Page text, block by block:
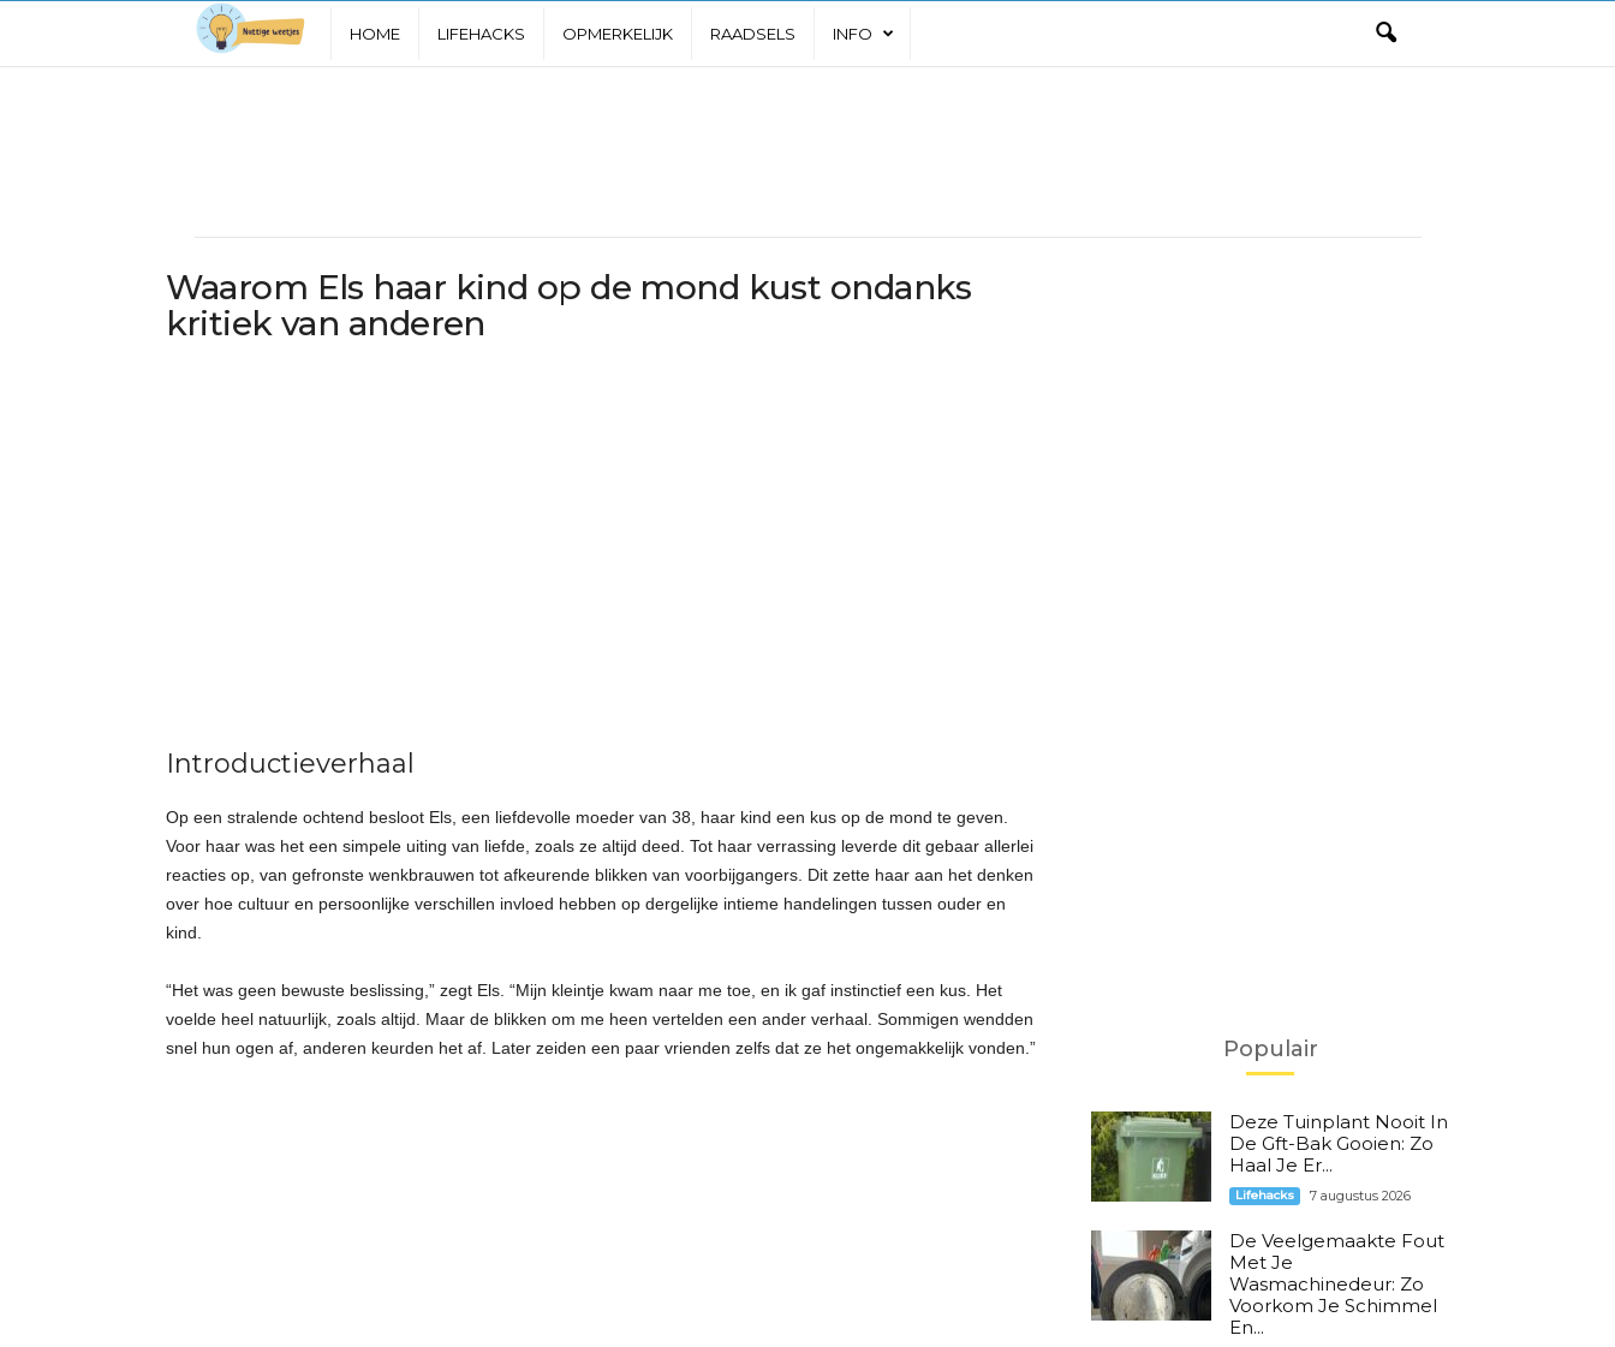
i
g
HOME LIFEHACKS OPMERKELIJK RAADSELS INFO
Waarom Els haar kind op de mond kust ondanks
kritiek van anderen
Introductieverhaal
Op een stralende ochtend besloot Els, een liefdevolle moeder van 38, haar kind een kus op de mond te geven.
Voor haar was het een simpele uiting van liefde, zoals ze altijd deed. Tot haar verrassing leverde dit gebaar allerlei
reacties op, van gefronste wenkbrauwen tot afkeurende blikken van voorbijgangers. Dit zette haar aan het denken
over hoe cultuur en persoonlijke verschillen invloed hebben op dergelijke intieme handelingen tussen ouder en
kind.
“Het was geen bewuste beslissing,” zegt Els. “Mijn kleintje kwam naar me toe, en ik gaf instinctief een kus. Het
voelde heel natuurlijk, zoals altijd. Maar de blikken om me heen vertelden een ander verhaal. Sommigen wendden
snel hun ogen af, anderen keurden het af. Later zeiden een paar vrienden zelfs dat ze het ongemakkelijk vonden.”
Populair
Deze Tuinplant Nooit In
De Gft-Bak Gooien: Zo
Haal Je Er...
Lifehacks 7 augustus 2026
De Veelgemaakte Fout
Met Je
Wasmachinedeur: Zo
Voorkom Je Schimmel
En...